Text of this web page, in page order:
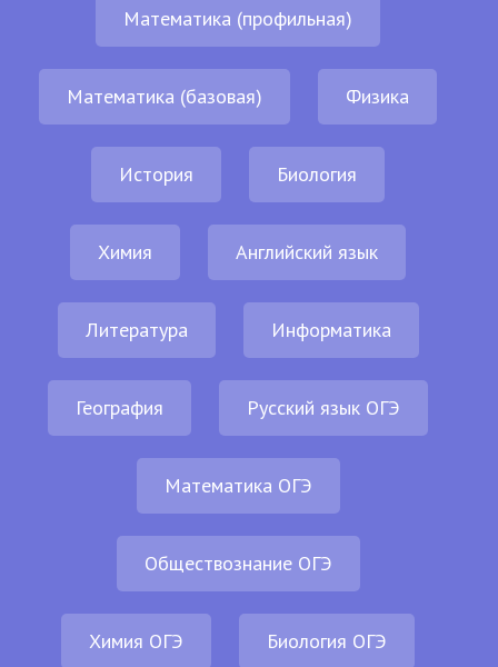
Математика (профильная)
Математика (базовая) Физика
История Биология
Химия Английский язык
Литература Информатика
География Русский язык ОГЭ
Математика ОГЭ
Обществознание ОГЭ
Химия ОГЭ Биология ОГЭ